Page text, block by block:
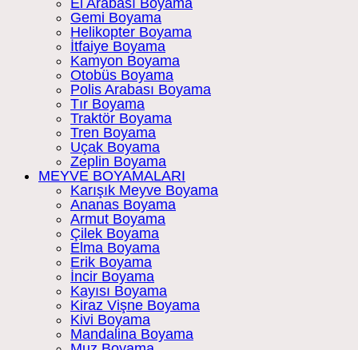
El Arabası Boyama
Gemi Boyama
Helikopter Boyama
İtfaiye Boyama
Kamyon Boyama
Otobüs Boyama
Polis Arabası Boyama
Tır Boyama
Traktör Boyama
Tren Boyama
Uçak Boyama
Zeplin Boyama
MEYVE BOYAMALARI
Karışık Meyve Boyama
Ananas Boyama
Armut Boyama
Çilek Boyama
Elma Boyama
Erik Boyama
İncir Boyama
Kayısı Boyama
Kiraz Vişne Boyama
Kivi Boyama
Mandalina Boyama